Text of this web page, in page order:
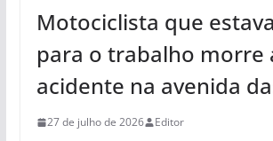
Motociclista que
para o trabalho morre
acidente na avenida
27 de julho de 2026 Editor